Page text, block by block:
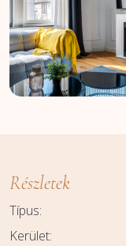
Részletek
Típus:
Kerület: